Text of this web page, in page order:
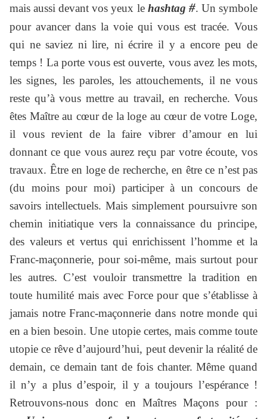
mais aussi devant vos yeux le hashtag #. Un symbole
pour avancer dans la voie qui vous est tracée. Vous
qui ne saviez ni lire, ni écrire il y a encore peu de
temps ! La porte vous est ouverte, vous avez les mots,
les signes, les paroles, les attouchements, il ne vous
reste qu’à vous mettre au travail, en recherche. Vous
êtes Maître au cœur de la loge au cœur de votre Loge,
il vous revient de la faire vibrer d’amour en lui
donnant ce que vous aurez reçu par votre écoute, vos
travaux. Être en loge de recherche, en être ce n’est pas
(du moins pour moi) participer à un concours de
savoirs intellectuels. Mais simplement poursuivre son
chemin initiatique vers la connaissance du principe,
des valeurs et vertus qui enrichissent l’homme et la
Franc-maçonnerie, pour soi-même, mais surtout pour
les autres. C’est vouloir transmettre la tradition en
toute humilité mais avec Force pour que s’établisse à
jamais notre Franc-maçonnerie dans notre monde qui
en a bien besoin. Une utopie certes, mais comme toute
utopie ce rêve d’aujourd’hui, peut devenir la réalité de
demain, ce demain tant de fois chanter. Même quand
il n’y a plus d’espoir, il y a toujours l’espérance !
Retrouvons-nous donc en Maîtres Maçons pour :